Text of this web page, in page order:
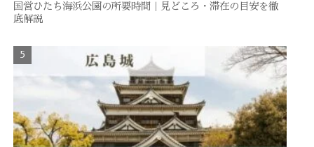
国営ひたち海浜公園の所要時間｜見どころ・滞在の目安を徹
底解説